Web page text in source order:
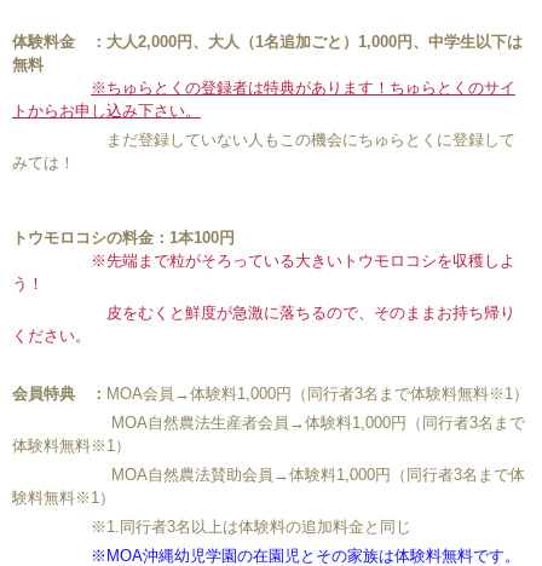
体験料金 ：大人2,000円、大人（1名追加ごと）1,000円、中学生以下は
無料
※ ちゅらとくの登録者は特典があります！ちゅらとくのサイ
トからお申し込み下さい。
まだ登録していない人もこの機会にちゅらとくに登録して
みては！
トウモロコシの料金：1本100円
※先端まで粒がそろっている大きいトウモロコシを収穫しよ
う！
皮をむくと鮮度が急激に落ちるので、そのままお持ち帰り
ください。
会員特典 ： MOA会員→体験料1,000円（同行者3名まで体験料無料※1）
MOA自然農法生産者会員→体験料1,000円（同行者3名まで
体験料無料※1）
MOA自然農法賛助会員→体験料1,000円（同行者3名まで体
験料無料※1）
※1.同行者3名以上は体験料の追加料金と同じ
※MOA沖縄幼児学園の在園児とその家族は体験料無料です。